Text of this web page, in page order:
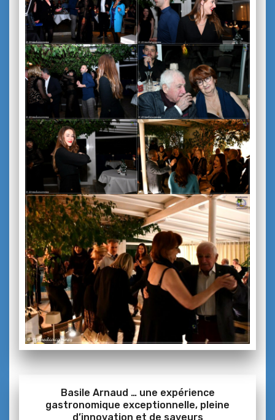
Basile Arnaud … une expérience
gastronomique exceptionnelle, pleine
d’innovation et de saveurs